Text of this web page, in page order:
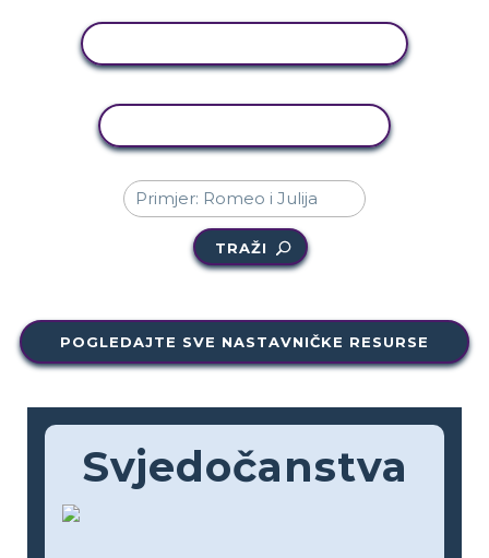
TRAŽI
POGLEDAJTE SVE NASTAVNIČKE RESURSE
Svjedočanstva